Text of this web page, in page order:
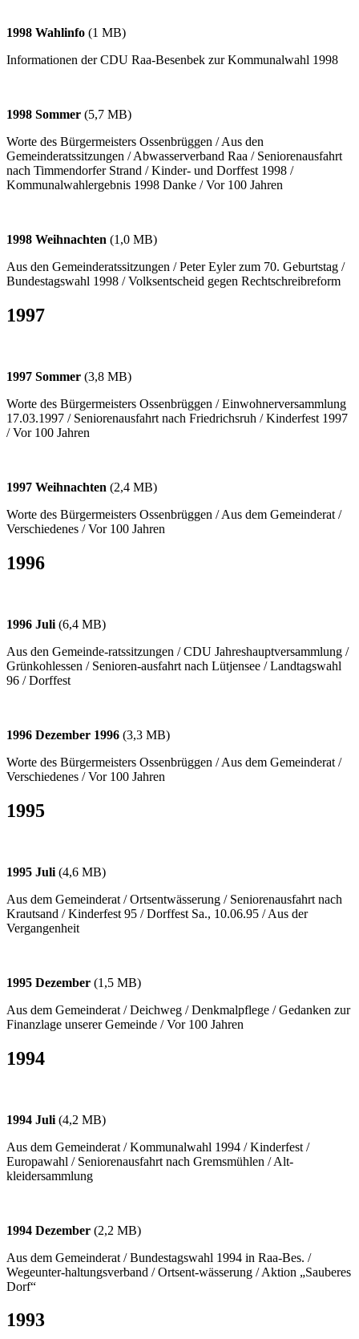
1998 Wahlinfo (1 MB)
Informationen der CDU Raa-Besenbek zur Kommunalwahl 1998
1998 Sommer (5,7 MB)
Worte des Bürgermeisters Ossenbrüggen / Aus den
Gemeinderatssitzungen / Abwasserverband Raa / Seniorenausfahrt
nach Timmendorfer Strand / Kinder- und Dorffest 1998 /
Kommunalwahlergebnis 1998 Danke / Vor 100 Jahren
1998 Weihnachten (1,0 MB)
Aus den Gemeinderatssitzungen / Peter Eyler zum 70. Geburtstag /
Bundestagswahl 1998 / Volksentscheid gegen Rechtschreibreform
1997
1997 Sommer (3,8 MB)
Worte des Bürgermeisters Ossenbrüggen / Einwohnerversammlung
17.03.1997 / Seniorenausfahrt nach Friedrichsruh / Kinderfest 1997
/ Vor 100 Jahren
1997 Weihnachten (2,4 MB)
Worte des Bürgermeisters Ossenbrüggen / Aus dem Gemeinderat /
Verschiedenes / Vor 100 Jahren
1996
1996 Juli (6,4 MB)
Aus den Gemeinde-ratssitzungen / CDU Jahreshauptversammlung /
Grünkohlessen / Senioren-ausfahrt nach Lütjensee / Landtagswahl
96 / Dorffest
1996 Dezember 1996 (3,3 MB)
Worte des Bürgermeisters Ossenbrüggen / Aus dem Gemeinderat /
Verschiedenes / Vor 100 Jahren
1995
1995 Juli (4,6 MB)
Aus dem Gemeinderat / Ortsentwässerung / Seniorenausfahrt nach
Krautsand / Kinderfest 95 / Dorffest Sa., 10.06.95 / Aus der
Vergangenheit
1995 Dezember (1,5 MB)
Aus dem Gemeinderat / Deichweg / Denkmalpflege / Gedanken zur
Finanzlage unserer Gemeinde / Vor 100 Jahren
1994
1994 Juli (4,2 MB)
Aus dem Gemeinderat / Kommunalwahl 1994 / Kinderfest /
Europawahl / Seniorenausfahrt nach Gremsmühlen / Alt-
kleidersammlung
1994 Dezember (2,2 MB)
Aus dem Gemeinderat / Bundestagswahl 1994 in Raa-Bes. /
Wegeunter-haltungsverband / Ortsent-wässerung / Aktion „Sauberes
Dorf“
1993